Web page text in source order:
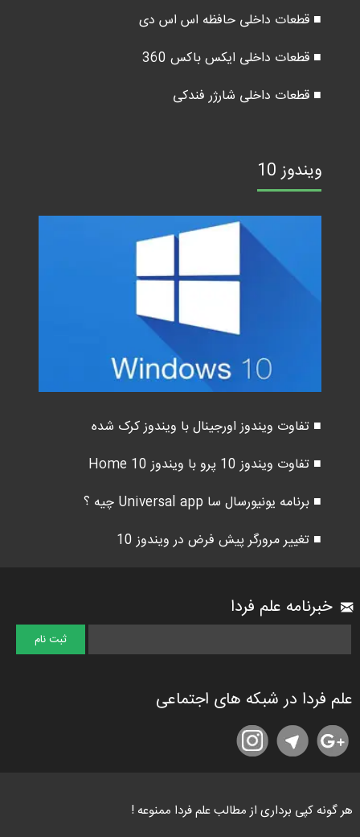
■ قطعات داخلی حافظه اس اس دی
■ قطعات داخلی ایکس باکس 360
■ قطعات داخلی شارژر فندکی
ویندوز 10
■ تفاوت ویندوز اورجینال با ویندوز کرک شده
■ تفاوت ویندوز 10 پرو با ویندوز 10 Home
■ برنامه یونیورسال سا Universal app چیه ؟
■ تغییر مرورگر پیش فرض در ویندوز 10
خبرنامه علم فردا
علم فردا در شبکه های اجتماعی
هر گونه کپی برداری از مطالب علم فردا ممنوعه !